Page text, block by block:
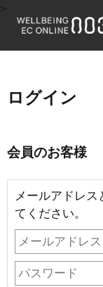
ログイン
会員のお客様
メールアドレス
てください。